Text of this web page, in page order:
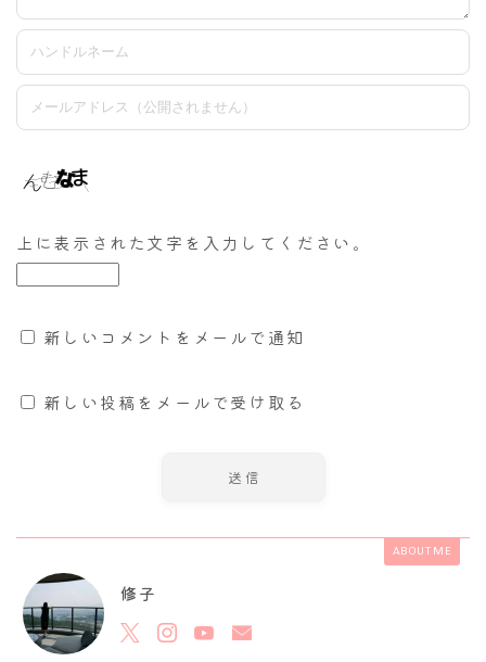
上に表示された文字を入力してください。
新しいコメントをメールで通知
新しい投稿をメールで受け取る
ABOUT ME
修子